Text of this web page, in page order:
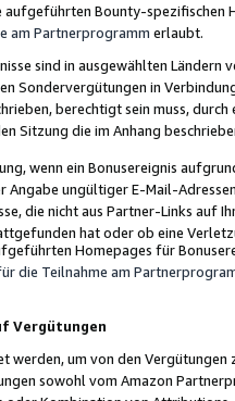
Bounty-spezifischen
am Partnerprogramm erlaubt.
sind in ausgewählten Ländern
Sondervergütungen in
berechtigt sein muss,
Sitzung die im Anhang
wenn ein Bonusereignis
Angabe ungültiger E-Mail-
die nicht aus Partner-Links auf
hat oder ob eine
Homepages für
die Teilnahme am
Vergütungen
werden, um von den
sowohl vom Amazon